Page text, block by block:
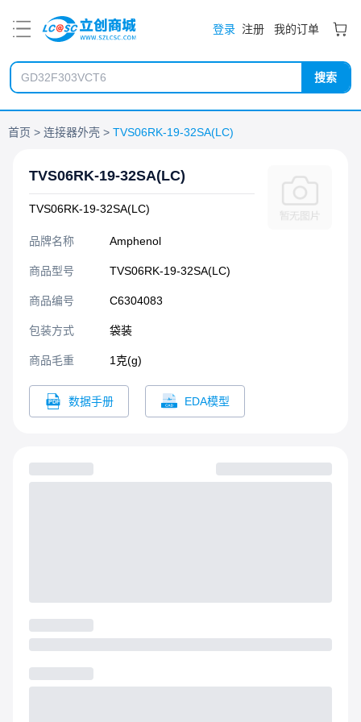
登录 注册 我的订单
搜索
首页 连接器外壳 TVS06RK-19-32SA(LC)
TVS06RK-19-32SA(LC)
TVS06RK-19-32SA(LC)
品牌名称 Amphenol
商品型号 TVS06RK-19-32SA(LC)
商品编号 C6304083
包装方式 袋装
商品毛重 1克(g)
数据手册 EDA模型